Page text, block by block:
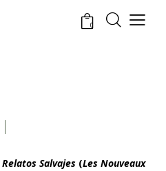
0
Relatos Salvajes (Les Nouveaux